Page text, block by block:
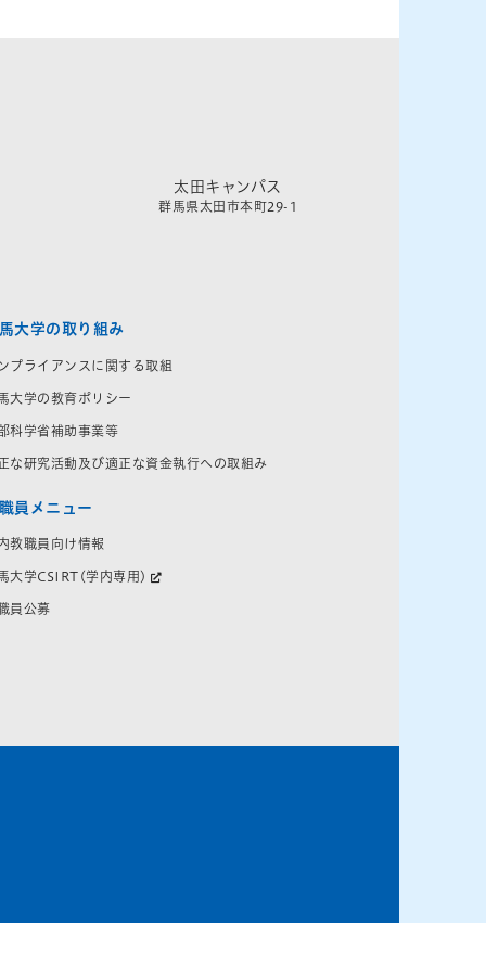
太田キャンパス
群馬県太田市本町29-1
大学の取り組み
プライアンスに関する取組
大学の教育ポリシー
科学省補助事業等
な研究活動及び適正な資金執行への取組み
員メニュー
教職員向け情報
大学CSIRT(学内専用)
員公募